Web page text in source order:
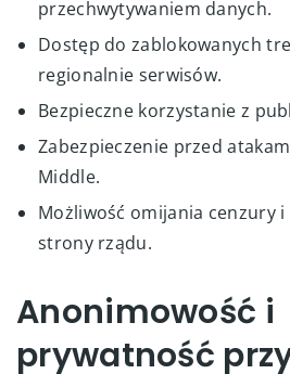
przechwytywaniem danych.
Dostęp do zablokowanych
regionalnie serwisów.
Bezpieczne korzystanie z
Zabezpieczenie przed
Middle.
Możliwość omijania cenzury
strony rządu.
Anonimowość i
prywatność